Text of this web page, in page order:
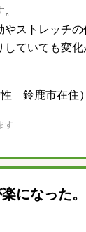
やストレッチの
していても変
鈴鹿市在住）
す
になった。